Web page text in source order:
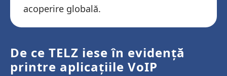
acoperire globală.
De ce TELZ iese în evidență
printre aplicațiile VoIP